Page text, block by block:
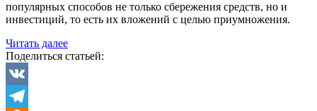
популярных способов не только сбережения средств, но и
инвестиций, то есть их вложений с целью приумножения.
Читать далее«Как
заработать
Поделиться статьей:
VK